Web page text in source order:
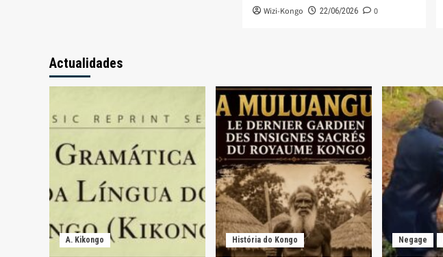
Wizi-Kongo 22/06/2026 0
Actualidades
A. Kikongo História do Kongo Negage